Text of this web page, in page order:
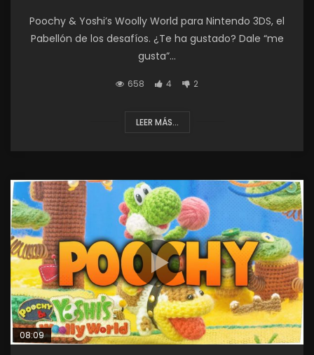
Poochy & Yoshi’s Woolly World para Nintendo 3DS, el
Pabellón de los desafíos. ¿Te ha gustado? Dale “me
gusta”...
658 4 2
LEER MÁS...
08:09